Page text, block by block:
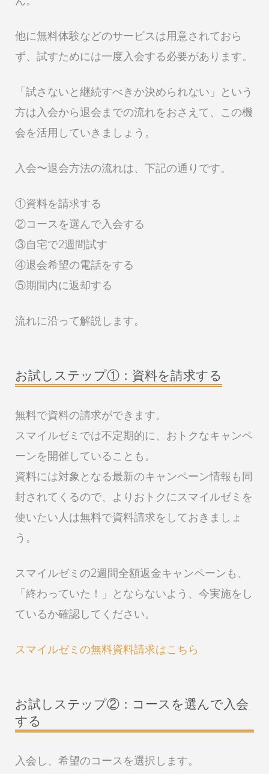
他に無料体験などのサービスは用意されておら
ず、試すためには一度入会する必要があります。
「試さないと継続すべきか決められない」という
方は入会から退会までの流れをおさえて、この機
会を活用していきましょう。
入会〜退会方法の流れは、下記の通りです。
①資料を請求する
②コースを選んで入会する
③自宅で2週間試す
④退会希望の電話をする
⑤期間内に返却する
流れに沿って解説します。
お試しステップ①：資料を請求する
無料で資料の請求ができます。
スマイルゼミでは不定期的に、おトクなキャンペ
ーンを開催していることも。
資料には対象となる最新のキャンペーン情報も同
封されてくるので、よりおトクにスマイルゼミを
使いたい人は無料で資料請求をしておきましょ
う。
スマイルゼミの2週間全額返金キャンペーンも、
「終わっていた！」とならないよう、今実施をし
ているか確認してください。
スマイルゼミの無料資料請求はこちら
お試しステップ②：コースを選んで入会
する
入会し、希望のコースを選択します。